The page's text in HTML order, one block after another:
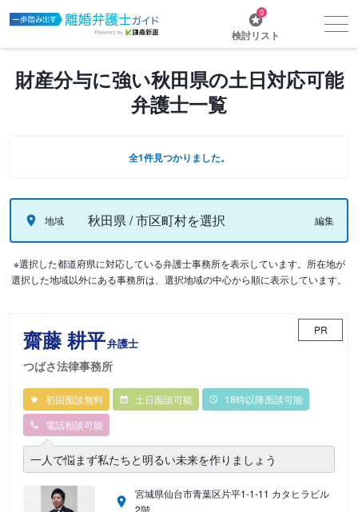
0
検討リスト
財産分与に強い秋田県の土日対応可能
弁護士一覧
全1件見つかりました。
地域 秋田県 / 市区町村を選択 編集
※選択した都道府県に対応している弁護士事務所を表示しています。所在地が
選択した地域以外にある事務所は、選択地域の中心から順に表示しています。
齋藤 耕平弁護士
つばさ法律事務所
PR
初回面談無料 土日面談可能
18時以降面談可能
電話相談可能
一人で悩まず私たちと明るい未来を作りましょう
宮城県仙台市青葉区片平1-1-11 カタヒラビル
2階